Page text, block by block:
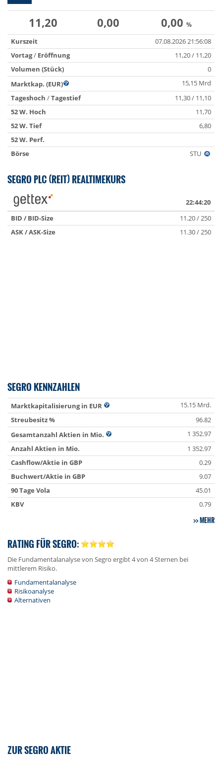
11,20 0,00 0,00 %
Kurszeit
07.08.2026 21:56:08
Vortag/ Eröffnung
11,20 / 11,20
Volumen (Stück)
0
Marktkap. (EUR)
15,15 Mrd
Tageshoch /Tagestief
11,30 / 11,10
52 W. Hoch
11,70
52 W. Tief
6,80
52 W. Perf.
Börse
STU
SEGRO PLC (REIT) REALTIMEKURS
22:44:20
BID / BID-Size
11.20 / 250
ASK / ASK-Size
11.30 / 250
SEGRO KENNZAHLEN
Marktkapitalisierung in EUR
15.15 Mrd.
Streubesitz %
96.82
Gesamtanzahl Aktien in Mio.
1 352.97
Anzahl Aktien in Mio.
1 352.97
Cashflow/Aktie in GBP
0.29
Buchwert/Aktie in GBP
9.07
90 Tage Vola
45.01
KBV
0.79
MEHR
RATING FÜR SEGRO:
Die Fundamentalanalyse von Segro ergibt 4 von 4 Sternen bei
mittlerem Risiko.
Fundamentalanalyse
Risikoanalyse
Alternativen
ZUR SEGRO AKTIE